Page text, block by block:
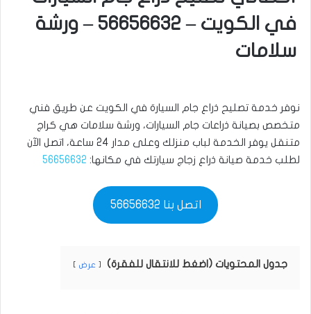
في الكويت – 56656632 – ورشة
سلامات
نوفر خدمة تصليح ذراع جام السيارة في الكويت عن طريق فني
متخصص بصيانة ذراعات جام السيارات، ورشة سلامات هي كراج
متنقل يوفر الخدمة لباب منزلك وعلى مدار 24 ساعة، اتصل الآن
لطلب خدمة صيانة ذراع زجاج سيارتك في مكانها: 56656632
اتصل بنا 56656632
جدول المحتويات (اضغط للانتقال للفقرة) عرض